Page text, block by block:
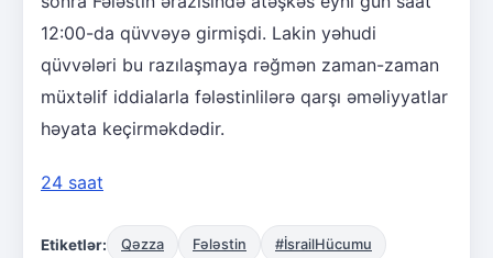
12:00-da qüvvəyə girmişdi. Lakin yəhudi
qüvvələri bu razılaşmaya rəğmən zaman-zaman
müxtəlif iddialarla fələstinlilərə qarşı əməliyyatlar
həyata keçirməkdədir.
24 saat
Etiketlər: Qəzza Fələstin #İsrailHücumu